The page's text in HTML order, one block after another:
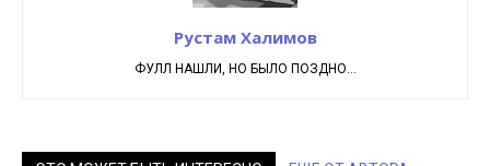
Рустам Халимов
ФУЛЛ НАШЛИ, НО БЫЛО ПОЗДНО...